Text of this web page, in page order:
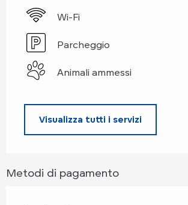
Wi-Fi
Parcheggio
Animali ammessi
Visualizza tutti i servizi
Metodi di pagamento